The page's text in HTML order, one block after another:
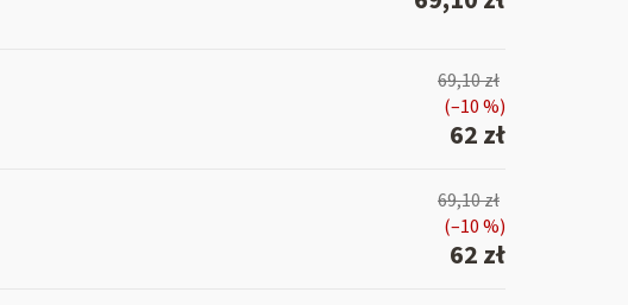
69,10 zł
(–10 %)
62 zł
69,10 zł
(–10 %)
62 zł